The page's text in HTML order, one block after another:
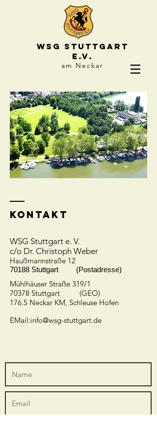
WSG STUTTGART
e.V.
am Neckar
Kontakt
WSG Stuttgart e. V.
c/o Dr. Christoph Weber
Haußmannstraße 12
70188 Stuttgart (Postadresse)
Mühlhäuser Straße 319/1
70378 Stuttgart (GEO)
176.5 Neckar KM, Schleuse Hofen
EMail:info@wsg-stuttgart.de